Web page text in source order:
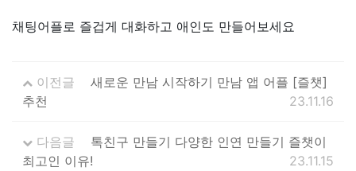
채팅어플로 즐겁게 대화하고 애인도 만들어보세요
이전글
새로운 만남 시작하기 만남 앱 어플 [즐챗]
추천
23.11.16
다음글
톡친구 만들기 다양한 인연 만들기 즐챗이
최고인 이유!
23.11.15